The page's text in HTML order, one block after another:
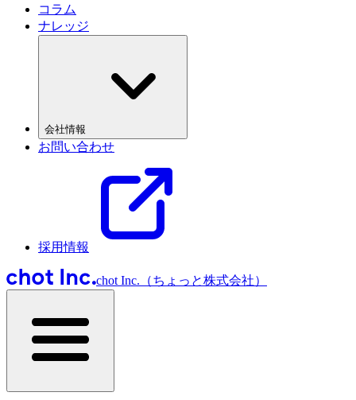
コラム
ナレッジ
会社情報
お問い合わせ
採用情報
chot Inc.（ちょっと株式会社）